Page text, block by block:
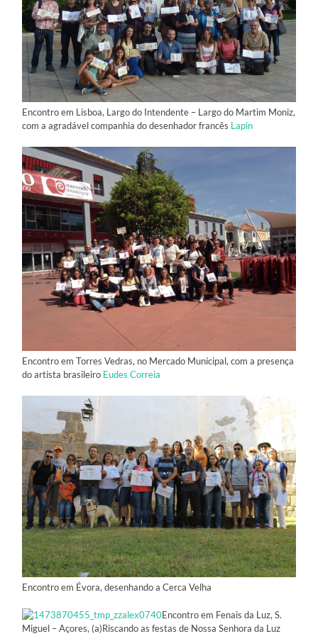
Encontro em Lisboa, Largo do Intendente – Largo do Martim Moniz,
com a agradável companhia do desenhador francês Lapin
Encontro em Torres Vedras, no Mercado Municipal, com a presença
do artista brasileiro Eudes Correia
Encontro em Évora, desenhando a Cerca Velha
Encontro em Fenais da Luz, S.
Miguel – Açores, (a)Riscando as festas de Nossa Senhora da Luz